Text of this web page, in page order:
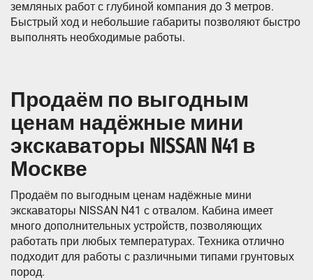
земляных работ с глубиной компания до 3 метров.
Быстрый ход и небольшие габариты позволяют быстро
выполнять необходимые работы.
Продаём по выгодным
ценам надёжные мини
экскаваторы NISSAN N41 в
Москве
Продаём по выгодным ценам надёжные мини
экскаваторы NISSAN N41 с отвалом. Кабина имеет
много дополнительных устройств, позволяющих
работать при любых температурах. Техника отлично
подходит для работы с различными типами грунтовых
пород.